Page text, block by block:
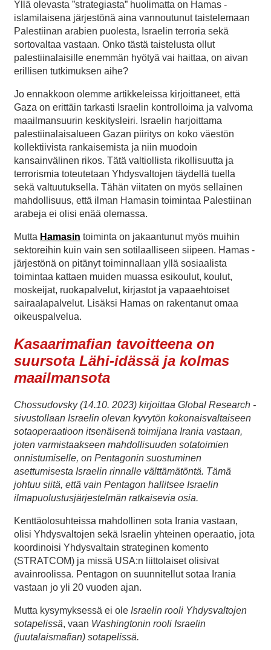
Yllä olevasta ”strategiasta” huolimatta on Hamas -
islamilaisena järjestönä aina vannoutunut taistelemaan
Palestiinan arabien puolesta, Israelin terroria sekä
sortovaltaa vastaan. Onko tästä taistelusta ollut
palestiinalaisille enemmän hyötyä vai haittaa, on aivan
erillisen tutkimuksen aihe?
Jo ennakkoon olemme artikkeleissa kirjoittaneet, että
Gaza on erittäin tarkasti Israelin kontrolloima ja valvoma
maailmansuurin keskitysleiri. Israelin harjoittama
palestiinalaisalueen Gazan piiritys on koko väestön
kollektiivista rankaisemista ja niin muodoin
kansainvälinen rikos. Tätä valtiollista rikollisuutta ja
terrorismia toteutetaan Yhdysvaltojen täydellä tuella
sekä valtuutuksella. Tähän viitaten on myös sellainen
mahdollisuus, että ilman Hamasin toimintaa Palestiinan
arabeja ei olisi enää olemassa.
Mutta Hamasin toiminta on jakaantunut myös muihin
sektoreihin kuin vain sen sotilaalliseen siipeen. Hamas -
järjestönä on pitänyt toiminnallaan yllä sosiaalista
toimintaa kattaen muiden muassa esikoulut, koulut,
moskeijat, ruokapalvelut, kirjastot ja vapaaehtoiset
sairaalapalvelut. Lisäksi Hamas on rakentanut omaa
oikeuspalvelua.
Kasaarimafian tavoitteena on
suursota Lähi-idässä ja kolmas
maailmansota
Chossudovsky (14.10. 2023) kirjoittaa Global Research -
sivustollaan Israelin olevan kyvytön kokonaisvaltaiseen
sotaoperaatioon itsenäisenä toimijana Irania vastaan,
joten varmistaakseen mahdollisuuden sotatoimien
onnistumiselle, on Pentagonin suostuminen
asettumisesta Israelin rinnalle välttämätöntä. Tämä
johtuu siitä, että vain Pentagon hallitsee Israelin
ilmapuolustusjärjestelmän ratkaisevia osia.
Kenttäolosuhteissa mahdollinen sota Irania vastaan,
olisi Yhdysvaltojen sekä Israelin yhteinen operaatio, jota
koordinoisi Yhdysvaltain strateginen komento
(STRATCOM) ja missä USA:n liittolaiset olisivat
avainroolissa. Pentagon on suunnitellut sotaa Irania
vastaan jo yli 20 vuoden ajan.
Mutta kysymyksessä ei ole Israelin rooli Yhdysvaltojen
sotapelissä, vaan Washingtonin rooli Israelin
(juutalaismafian) sotapelissä.